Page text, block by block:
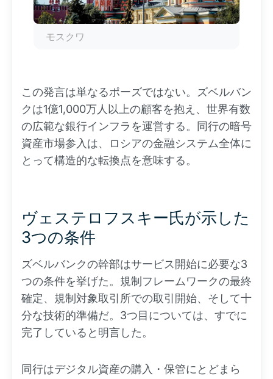
モスクワ
この発言は単なるポーズではない。ズベルバン
クは1億1,000万人以上の顧客を抱え、世界有数
の広範な銀行インフラを運営する。同行の暗号
資産市場参入は、ロシアの金融システム全体に
とって構造的な転換点を意味する。
ヴェステロフスキー氏が示した
3つの条件
ズベルバンクの幹部はサービス開始に必要な3
つの条件を挙げた。規制フレームワークの最終
確定、規制対象取引所での取引開始、そして十
分な技術的準備だ。3つ目については、すでに
完了していると明言した。
同行はデジタル資産の購入・保管にとどまら